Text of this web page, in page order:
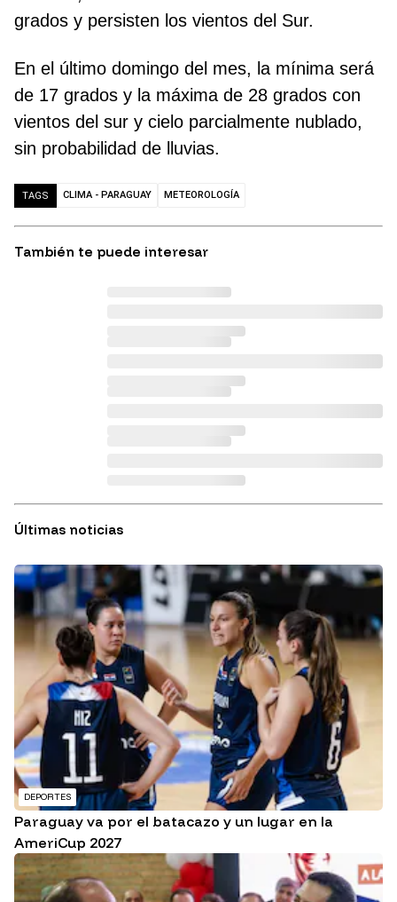
grados y persisten los vientos del Sur.
En el último domingo del mes, la mínima será
de 17 grados y la máxima de 28 grados con
vientos del sur y cielo parcialmente nublado,
sin probabilidad de lluvias.
TAGS CLIMA - PARAGUAY METEOROLOGÍA
También te puede interesar
Últimas noticias
DEPORTES
Paraguay va por el batacazo y un lugar en la
AmeriCup 2027